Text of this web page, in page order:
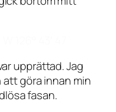
upprättad. Jag
göra innan min
fasan.